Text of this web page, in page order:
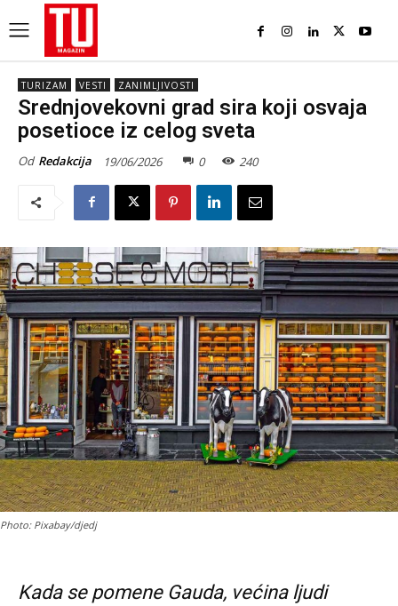
TURIZAM VESTI ZANIMLJIVOSTI
Srednjovekovni grad sira koji osvaja
posetioce iz celog sveta
Od Redakcija 19/06/2026 0 240
Photo: Pixabay/djedj
Kada se pomene Gauda, većina ljudi